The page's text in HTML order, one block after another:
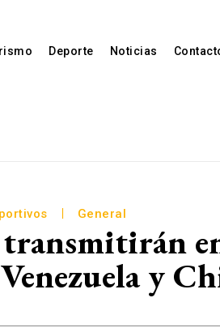
Deporte Noticias
General
y